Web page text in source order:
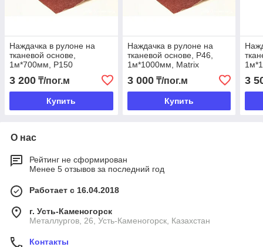
Наждачка в рулоне на
тканевой основе,
1м*700мм, Р150
3 200 ₸/пог.м
Купить
Наждачка в рулоне на
тканевой основе, P46,
1м*1000мм, Matrix
3 000₸/пог.м
Купить
3
О нас
Рейтинг не сформирован
Менее 5 отзывов за последний год
Работает с 16.04.2018
г. Усть-Каменогорск
Металлургов, 26, Усть-Каменогорск, Казахстан
Контакты